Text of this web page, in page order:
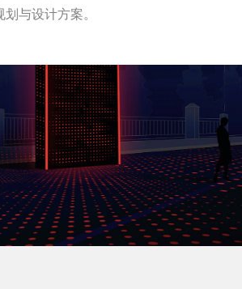
与设计方案。